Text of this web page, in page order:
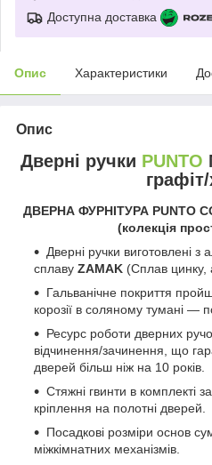
Доступна доставка
Опис Характеристики
Опис
Дверні ручки PUNTO
ДВЕРНА ФУРНІТУРА PUNTO
(колекція
Дверні ручки виготовлені з
сплаву ZAMAK (Сплав цинку,
Гальванічне покриття
корозії в соляному тумані —
Ресурс роботи дверних
відчинення/зачинення, що
дверей більш ніж на 10 років.
Стяжні гвинти в комплекті
кріплення на полотні дверей.
Посадкові розміри основ
міжкімнатних механізмів.